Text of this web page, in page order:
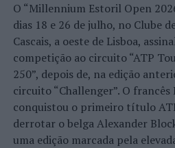
O “Millennium Estoril Open
dias 18 e 26 de julho, no Clube
Cascais, a oeste de Lisboa,
competição ao circuito “ATP
250”, depois de, na edição
circuito “Challenger”. O francês
conquistou o primeiro título
derrotar o belga Alexander
uma edição marcada pela